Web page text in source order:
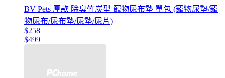
BV Pets 厚款 除臭竹炭型 寵物尿布墊 單包 (寵物尿墊/寵
物尿布/尿布墊/尿墊/尿片)
$258
$499